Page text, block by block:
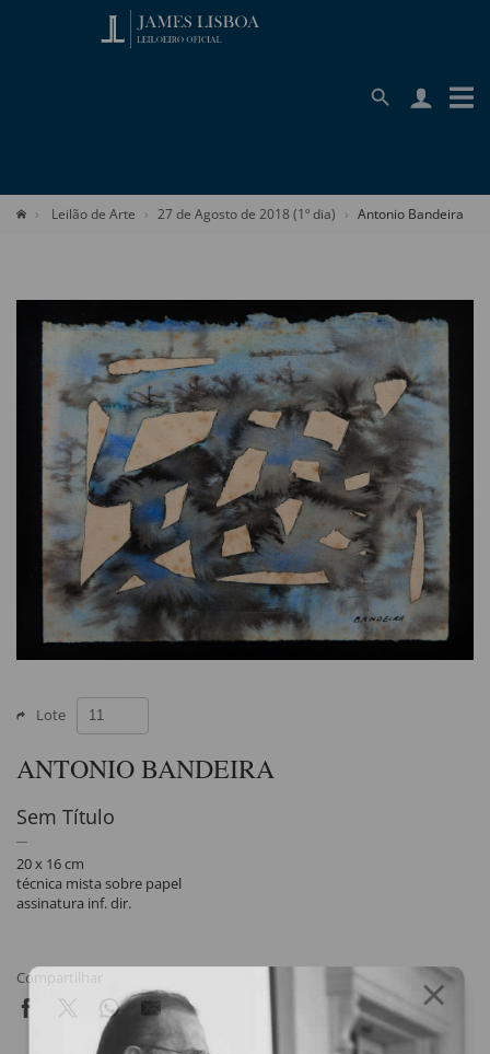
Leilão de Arte 27 de Agosto de 2018 (1º dia) Antonio Bandeira
Lote
ANTONIO BANDEIRA
Sem Título
20 x 16 cm
técnica mista sobre papel
assinatura inf. dir.
Compartilhar